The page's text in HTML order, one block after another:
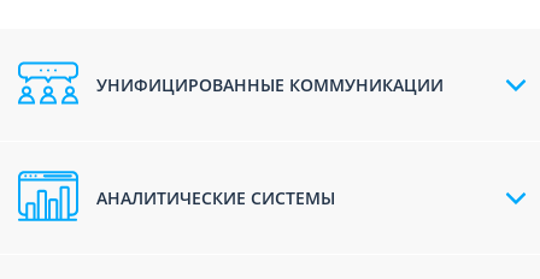
УНИФИЦИРОВАННЫЕ КОММУНИКАЦИИ
АНАЛИТИЧЕСКИЕ СИСТЕМЫ